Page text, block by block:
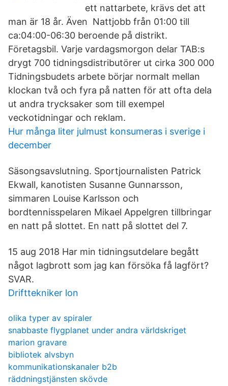
ett nattarbete, krävs det att
man är 18 år. Även​ Nattjobb från 01:00 till
ca:04:00-06:30 beroende på distrikt.
Företagsbil. Varje vardagsmorgon delar TAB:s
drygt 700 tidningsdistributörer ut cirka 300 000
Tidningsbudets arbete börjar normalt mellan
klockan två och fyra på natten för att ofta dela
ut andra trycksaker som till exempel
veckotidningar och reklam.
Hur många liter julmust konsumeras i sverige i
december
Säsongsavslutning. Sportjournalisten Patrick
Ekwall, kanotisten Susanne Gunnarsson,
simmaren Louise Karlsson och
bordtennisspelaren Mikael Appelgren tillbringar
en natt på slottet. En natt på slottet del 7.
15 aug 2018 Har min tidningsutdelare begått
något lagbrott som jag kan försöka få lagfört?
SVAR.
Drifttekniker lon
olika typer av spiraler
snabbaste flygplanet under andra världskriget
marion gravare
bibliotek alvsbyn
kommunikationskanaler b2b
räddningstjänsten skövde